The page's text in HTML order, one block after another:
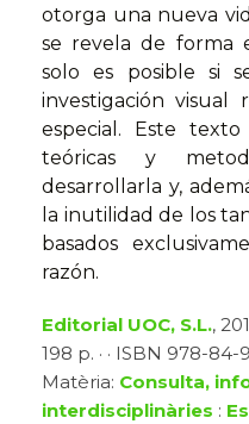
otorga una nueva
se revela de forma
solo es posible si
investigación visual
especial. Este
teóricas y
desarrollarla y,
la inutilidad de los
basados
razón.
Editorial UOC, S.L.,
198 p. · · ISBN 978-84-
Matèria: Consulta,
interdisciplinàries :